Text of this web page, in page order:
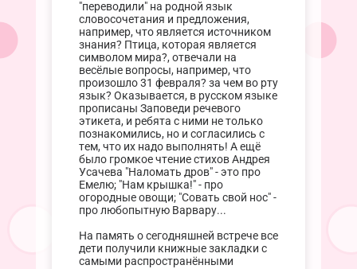
"переводили" на родной язык
словосочетания и предложения,
например, что является источником
знания? Птица, которая является
символом мира?, отвечали на
весёлые вопросы, например, что
произошло 31 февраля? за чем во рту
язык? Оказывается, в русском языке
прописаны Заповеди речевого
этикета, и ребята с ними не только
познакомились, но и согласились с
тем, что их надо выполнять! А ещё
было громкое чтение стихов Андрея
Усачева "Наломать дров" - это про
Емелю; "Нам крышка!" - про
огородные овощи; "Совать свой нос" -
про любопытную Варвару...
На память о сегодняшней встрече все
дети получили книжные закладки с
самыми распространёнными